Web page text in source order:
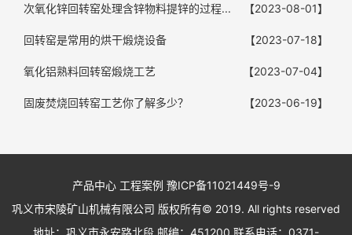
次氧化锌回转窑处理含锌物料提锌的过程... 【2023-08-01】
回转窑是常用的烘干煅烧设备 【2023-07-18】
氧化铝熟料回转窑煅烧工艺 【2023-07-04】
固废焚烧回转窑工艺你了解多少？ 【2023-06-19】
产品中心 工程案例 豫ICP备11021449号-9
巩义市宋陵矿山机械有限公司 版权所有© 2019. All rights reserved
地址：巩义市永安路北段 邮编：451200 联系电话：0371-